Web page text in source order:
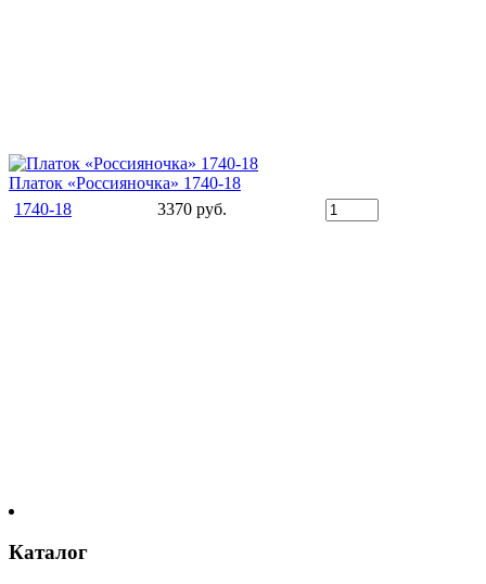
Платок «Россияночка» 1740-18
1740-18
3370 руб.
Каталог